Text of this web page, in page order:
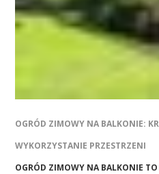
OGRÓD ZIMOWY NA BALKONIE:
WYKORZYSTANIE PRZESTRZENI
OGRÓD ZIMOWY NA BALKONIE